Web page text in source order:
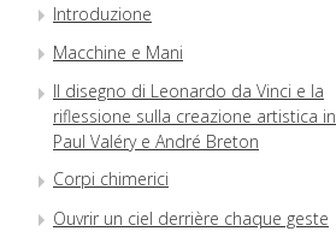
Introduzione
Macchine e Mani
Il disegno di Leonardo da Vinci e la
riflessione sulla creazione artistica in
Paul Valéry e André Breton
Corpi chimerici
Ouvrir un ciel derrière chaque geste